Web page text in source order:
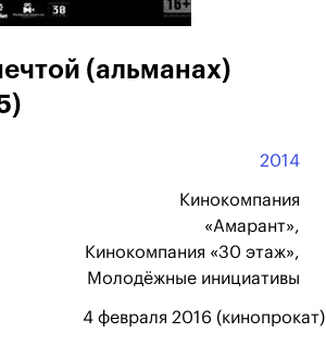
(альманах)
2014
Кинокомпания
«Амарант»,
Кинокомпания «30 этаж»,
Молодёжные инициативы
4 февраля 2016 (кинопрокат)